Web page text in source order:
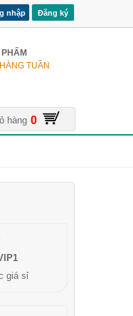
Đăng ký
TUẦN
hàng 0
giá sỉ